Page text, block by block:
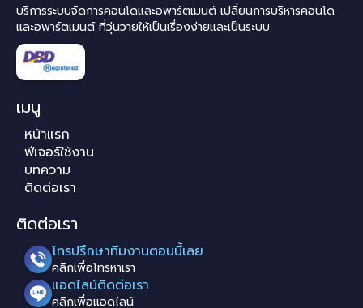
บริการระบบจัดการคอนโดและอพาร์ตเมนต์ เปลี่ยนการบริหารคอนโด
และอพาร์ตเมนต์ ที่วุ่นวายให้เป็นเรื่องง่ายและเป็นระบบ
เมนู
หน้าแรก
ฟีเจอร์ใช้งาน
บทความ
ติดต่อเรา
ติดต่อเรา
โทรปรึกษาทีมงานตอนนี้เลย
คลิกเพื่อโทรหาเรา
แอดไลน์ติดต่อเรา
คลิกเพื่อแอดไลน์